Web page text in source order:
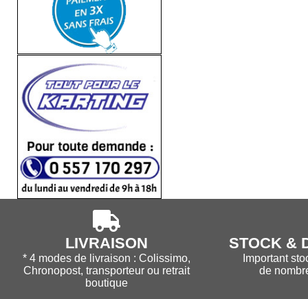
LIVRAISON
* 4 modes de livraison : Colissimo,
Chronopost, transporteur ou retrait
boutique
STOCK &
Important
de